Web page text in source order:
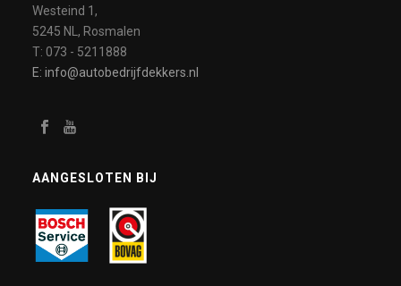
Westeind 1,
5245 NL, Rosmalen
T: 073 - 5211888
E: info@autobedrijfdekkers.nl
AANGESLOTEN BIJ